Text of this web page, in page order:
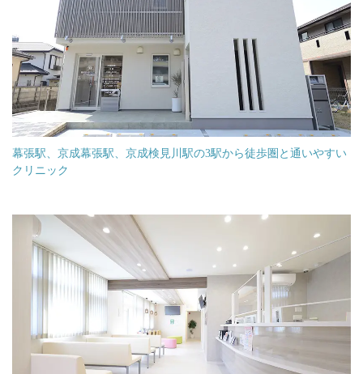
幕張駅、京成幕張駅、京成検見川駅の3駅から徒歩圏と通いやすい
クリニック